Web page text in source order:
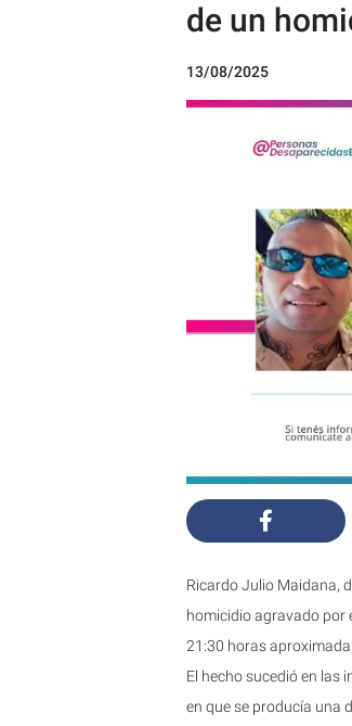
de un
13/08/2025
Ricardo Julio Maidana,
homicidio agravado por
21:30 horas
El hecho sucedió en las
en que se producía una